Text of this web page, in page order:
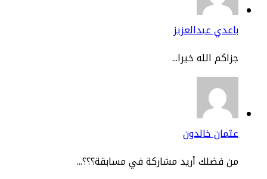
عبدالعزيز
الله خيرا...
خالدون
فضلك أريد مشاركة في مسابقة؟؟؟...